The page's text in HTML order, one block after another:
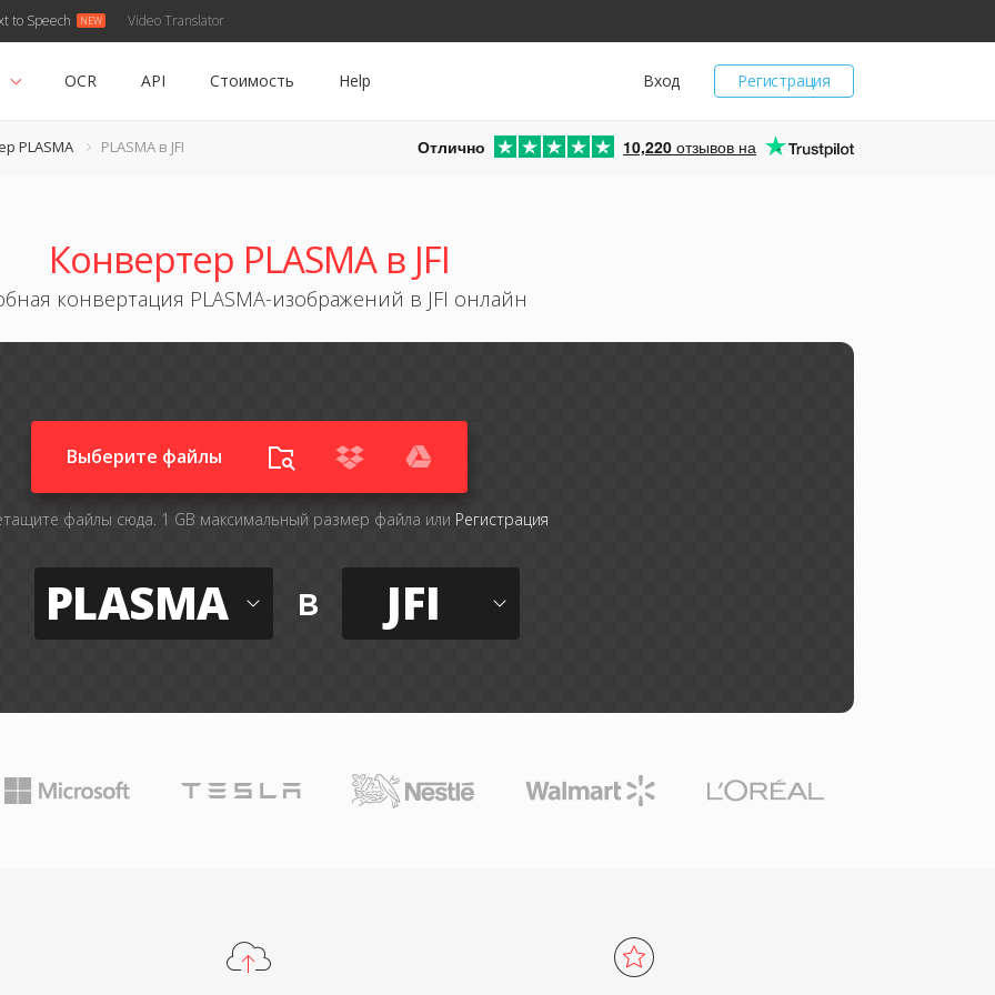
to Speech Video Translator
Регистрация
Вход
OCR API Стоимость Help
PLASMA PLASMA в JFI Отлично 10,220 отзывов на
Конвертер PLASMA в JFI
конвертация PLASMA-изображений в JFI онлайн
Выберите файлы
файлы сюда. 1 GB максимальный размер файла или Регистрация
PLASMA в JFI